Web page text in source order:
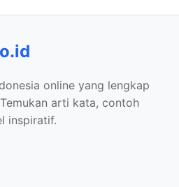
online yang lengkap
arti kata, contoh
inspiratif.